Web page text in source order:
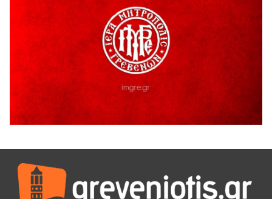
Ο ΑΝΔΡΕΑΣ ΑΣΛΑΝΙΔΗΣ ΣΥΝΕΧΙΖΕΙ ΣΤΟΝ ΠΡΩΤΕΑ
ΓΡΕΒΕΝΩΝ
5 Αυγούστου 2026
Ευχαριστήριο Εκπολιτιστικού Συλλόγου Ταξιάρχη προς κ.
Παρασχάκη Αθανάσιο
5 Αυγούστου 2026
Διακοπή υδροδότησης του Α΄ κλάδου ύδρευσης
5 Αυγούστου 2026
Θερινό Σινεμά στο πλαίσιο του «Πολιτιστικού
Καλοκαιριού 2026» με την βραβευμένη ταινία «Μικρές